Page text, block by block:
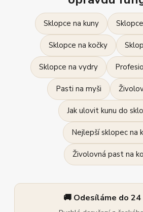
Sklopce na kuny
Sklopce na kočky
Sklopce na vydry
Pasti na myši
Jak ulovit kunu do
Nejlepší sklopec na
Živolovná past na
🚚 Odesíláme do 24